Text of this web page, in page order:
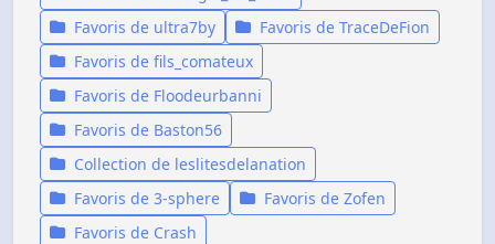
Favoris de ultra7by
Favoris de TraceDeFion
Favoris de fils_comateux
Favoris de Floodeurbanni
Favoris de Baston56
Collection de leslitesdelanation
Favoris de 3-sphere
Favoris de Zofen
Favoris de Crash